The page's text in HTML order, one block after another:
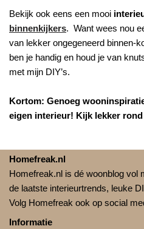
Bekijk ook eens een mooi
binnenkijkers. Want wees nou
van lekker ongegeneerd binnen-
ben je handig en houd je van
met mijn DIY’s.
Kortom: Genoeg
eigen interieur! Kijk lekker
Homefreak.nl
Homefreak.nl is dé woonblog vol
de laatste interieurtrends, leuke
Volg Homefreak ook op social
Informatie